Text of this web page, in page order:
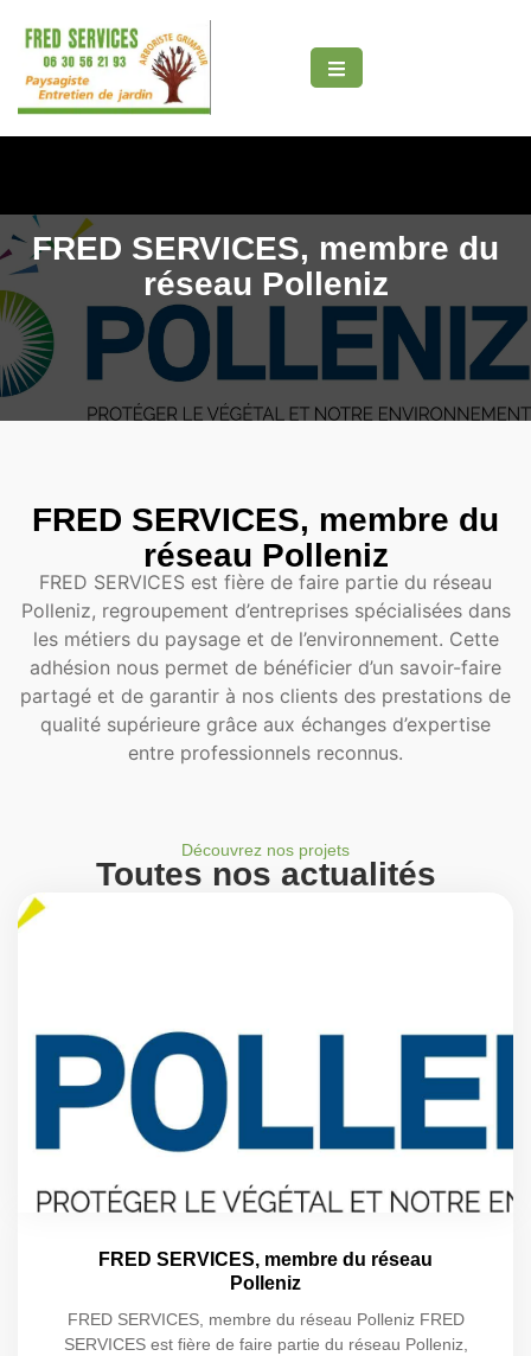
FRED SERVICES, membre du
réseau Polleniz
FRED SERVICES, membre du
réseau Polleniz
FRED SERVICES est fière de faire partie du réseau
Polleniz, regroupement d’entreprises spécialisées dans
les métiers du paysage et de l’environnement. Cette
adhésion nous permet de bénéficier d’un savoir-faire
partagé et de garantir à nos clients des prestations de
qualité supérieure grâce aux échanges d’expertise
entre professionnels reconnus.
Découvrez nos projets
Toutes nos actualités
FRED SERVICES, membre du réseau
Polleniz
FRED SERVICES, membre du réseau Polleniz FRED
SERVICES est fière de faire partie du réseau Polleniz,